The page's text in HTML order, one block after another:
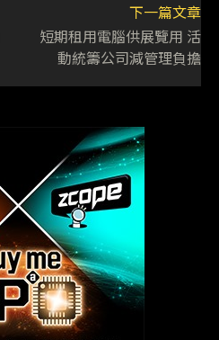
下一篇文章
短期租用電腦供展覽用 活
動統籌公司減管理負擔